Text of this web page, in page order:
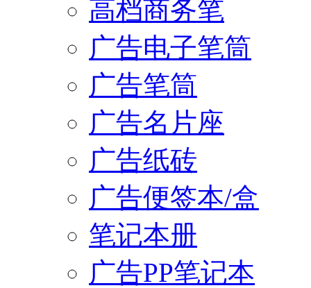
高档商务笔
广告电子笔筒
广告笔筒
广告名片座
广告纸砖
广告便签本/盒
笔记本册
广告PP笔记本